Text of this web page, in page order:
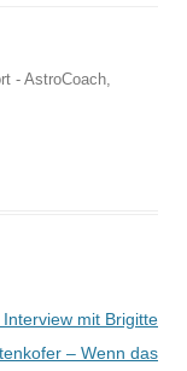
- AstroCoach,
Interview mit Brigitte
– Wenn das